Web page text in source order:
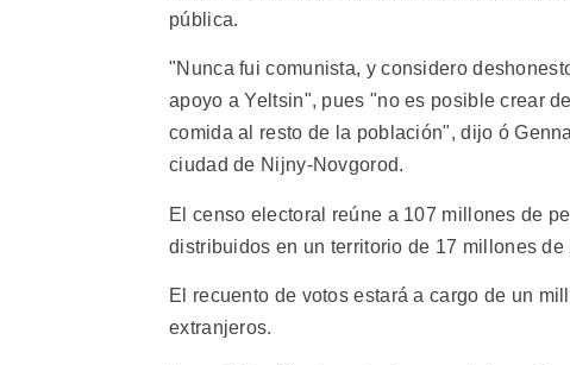
pública.
"Nunca fui comunista, y considero
apoyo a Yeltsin", pues "no es posible crear
comida al resto de la población", dijo ó
ciudad de Nijny-Novgorod.
El censo electoral reúne a 107 millones de
distribuidos en un territorio de 17 millones de
El recuento de votos estará a cargo de un
extranjeros.